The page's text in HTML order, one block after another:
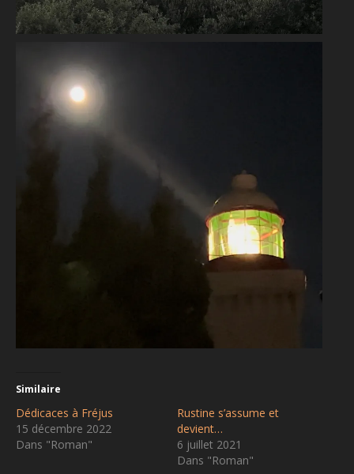
Similaire
Dédicaces à Fréjus
15 décembre 2022
Dans "Roman"
Rustine s’assume et
devient…
6 juillet 2021
Dans "Roman"